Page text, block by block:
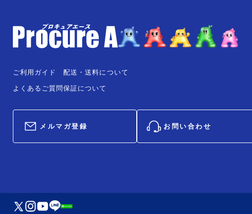
ご利用ガイド
よくあるご質問
配送・送料について
保証について
メルマガ登録 お問い合わせ